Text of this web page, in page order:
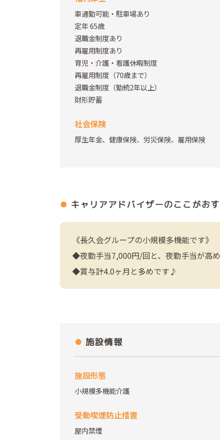
車通勤可能・駐車場あり
定年 65歳
退職金制度あり
再雇用制度あり
育児・介護・看護休暇制度
再雇用制度（70歳まで）
退職金制度（勤続2年以上）
財形貯蓄
社会保険
厚生年金、健康保険、労災保険、雇用保険
キャリアアドバイザーのここがお
《長久会グループの小規模多機能です》
◆夜勤手当7,000円/回と、夜勤手当が高
◆賞与計4.0ヶ月と多めです♪
施設情報
施設形態
小規模多機能介護
受動喫煙防止措置
屋内禁煙